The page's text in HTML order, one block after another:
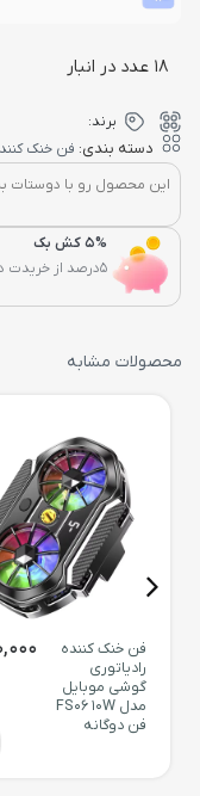
18 عدد در انبار
برند:
دسته بندی: فن خنک
این محصول رو با دوستات به
5% کش بک
5درصد از خریدت داخل کیف پولت میره...
محصولات مشابه
فن خنک کننده
رادیاتوری
گوشی موبایل
مدل FS06 10W
فن دوگانه